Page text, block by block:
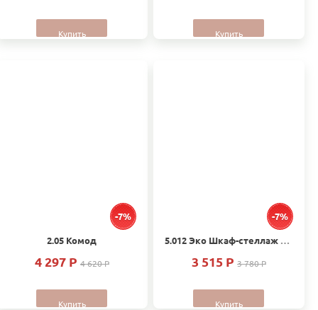
Купить Купить
-7%
2.05 Комод
4 297 P 4 620 P
Купить
-7%
5.012 Эко Шкаф-стеллаж 500х1995х540
3 515 P 3 780 P
Купить